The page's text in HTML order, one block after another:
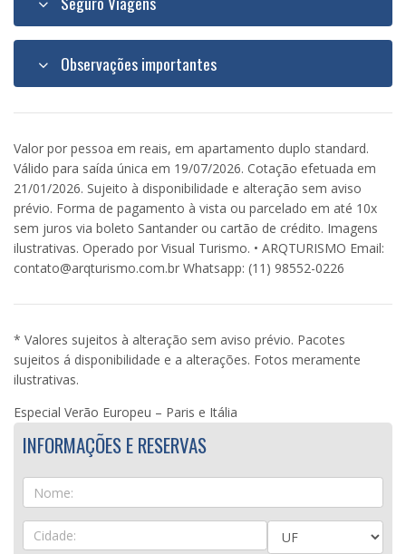
Observações importantes
Valor por pessoa em reais, em apartamento duplo standard.
Válido para saída única em 19/07/2026. Cotação efetuada em
21/01/2026. Sujeito à disponibilidade e alteração sem aviso
prévio. Forma de pagamento à vista ou parcelado em até 10x
sem juros via boleto Santander ou cartão de crédito. Imagens
ilustrativas. Operado por Visual Turismo. • ARQTURISMO Email:
contato@arqturismo.com.br Whatsapp: (11) 98552-0226
* Valores sujeitos à alteração sem aviso prévio. Pacotes
sujeitos á disponibilidade e a alterações. Fotos meramente
ilustrativas.
Especial Verão Europeu – Paris e Itália
INFORMAÇÕES E RESERVAS